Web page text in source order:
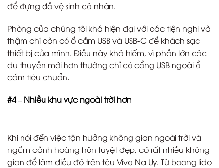
để đựng đồ vệ sinh cá nhân.
Phòng của chúng tôi khá hiện đại với các tiện nghi và
thậm chí còn có ổ cắm USB và USB-C để khách sạc
thiết bị của mình. Điều này khá hiếm, vì phần lớn các
du thuyền mới hơn thường chỉ có cổng USB ngoài ổ
cắm tiêu chuẩn.
#4 – Nhiều khu vực ngoài trời hơn
Khi nói đến việc tận hưởng không gian ngoài trời và
ngắm cảnh hoàng hôn tuyệt đẹp, có rất nhiều không
gian để làm điều đó trên tàu Viva Na Uy. Từ boong lido